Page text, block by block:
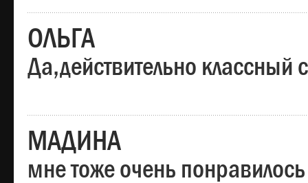
ОЛЬГА
Да,действительно классный
МАДИНА
мне тоже очень